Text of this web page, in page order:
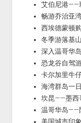
艾伯尼港——
畅游乔治亚
西埃德蒙顿
冬季游落基山
深入温哥华
恐龙谷自驾
卡尔加里牛
海湾群岛一
坎昆——墨西
温哥华岛——